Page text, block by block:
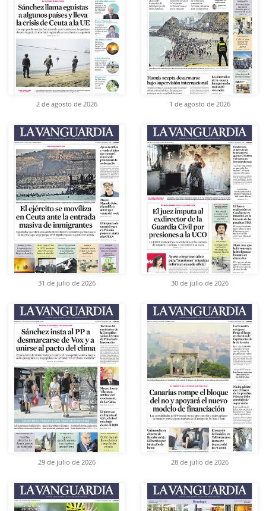
2 de agosto de 2026 1 de agosto de 2026
31 de julio de 2026 30 de julio de 2026
29 de julio de 2026 28 de julio de 2026